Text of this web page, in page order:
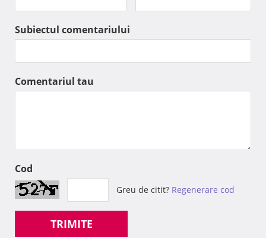
Subiectul comentariului
Comentariul tau
Cod
Greu de citit? Regenerare cod
TRIMITE